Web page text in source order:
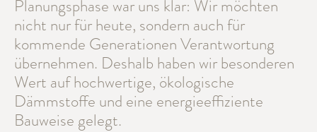
Planungsphase war uns klar: Wir möchten
nicht nur für heute, sondern auch für
kommende Generationen Verantwortung
übernehmen. Deshalb haben wir besonderen
Wert auf hochwertige, ökologische
Dämmstoffe und eine energieeffiziente
Bauweise gelegt.